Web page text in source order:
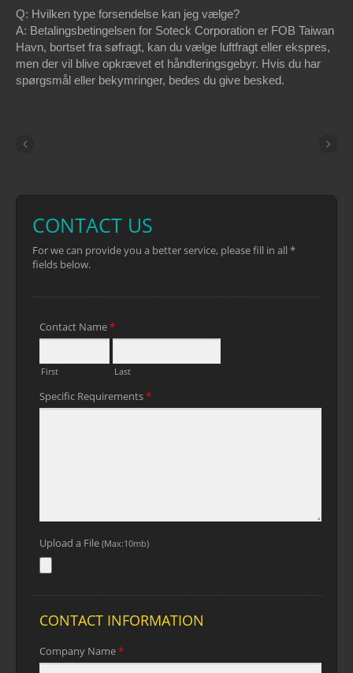
Q: Hvilken type forsendelse kan jeg vælge?
A: Betalingsbetingelsen for Soteck Corporation er FOB Taiwan
Havn, bortset fra søfragt, kan du vælge luftfragt eller ekspres,
men der vil blive opkrævet et håndteringsgebyr. Hvis du har
spørgsmål eller bekymringer, bedes du give besked.